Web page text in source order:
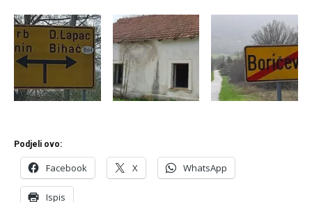
Podjeli ovo:
Facebook X WhatsApp
Ispis